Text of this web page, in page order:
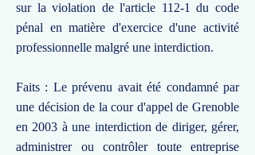
sur la violation de l'article 112-1 du code
pénal en matière d'exercice d'une activité
professionnelle malgré une interdiction.
Faits : Le prévenu avait été condamné par
une décision de la cour d'appel de Grenoble
en 2003 à une interdiction de diriger, gérer,
administrer ou contrôler toute entreprise